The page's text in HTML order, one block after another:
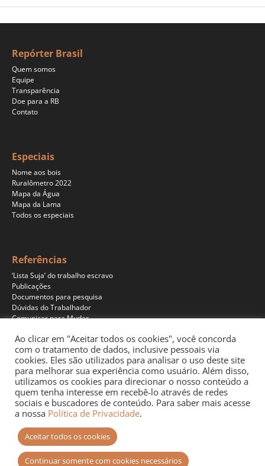
Repórter Brasil
Quem somos
Equipe
Transparência
Doe para a RB
Contato
Especiais
Nome aos bois
Ruralômetro 2022
Mapa da Água
Mapa da Lama
Todos os especiais
Referências
‘Lista Suja’ do trabalho escravo
Publicações
Documentos para pesquisa
Dúvidas do Trabalhador
Comunicar para Mudar
Programas
Jornalismo
Pesquisa
Educação
Documentários
Ao clicar em "Aceitar todos os cookies", você concorda
com o tratamento de dados, inclusive pessoais via
cookies. Eles são utilizados para analisar o uso deste site
para melhorar sua experiência como usuário. Além disso,
utilizamos os cookies para direcionar o nosso conteúdo a
quem tenha interesse em recebê-lo através de redes
sociais e buscadores de conteúdo. Para saber mais acesse
a nossa Política de Privacidade.
Aceitar todos os cookies
Continuar somente com cookies necessários